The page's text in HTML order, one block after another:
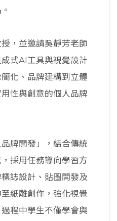
，並邀請吳靜芳老師
式AI工具與視覺設計
化、品牌建構到立體
性與創意的個人品牌
牌開發」，結合傳統
採用任務導向學習方
誌設計、貼圖開發及
紙雕創作，強化視覺
程中學生不僅學會與